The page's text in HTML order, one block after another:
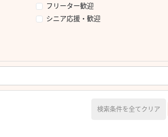
フリーター歓迎
シニア応援・歓迎
検索条件を全てクリア